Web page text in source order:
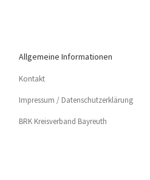
Allgemeine Informationen
Kon­takt
Impres­sum / Datenschutzerklärung
BRK Kreis­ver­band Bayreuth